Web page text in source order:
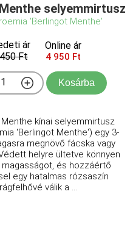
selyemmirtusz
'Berlingot Menthe'
ár
Ft
Online ár
4 950 Ft
Kosárba
kínai selyemmirtusz
'Berlingot Menthe') egy 3-
megnövő fácska vagy
helyre ültetve könnyen
és hozzáértő
egy hatalmas rózsaszín
válik a ...